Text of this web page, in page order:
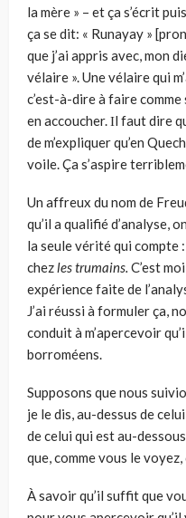
la mère » – et ça s’écrit
ça se dit: « Runayay »
que j’ai appris avec, mon
vélaire ». Une vélaire qui
c’est-à-dire à faire
en accoucher. Ιl faut dire
de m’expliquer qu’en
voile. Ça s’aspire
Un affreux du nom de
qu’il a qua­lifié d’analyse,
la seule vérité qui comp­te
chezles trumains. C’est
expérience faite de
J’ai réussi à formuler ça,
conduit à m’apercevoir
borroméens.
Supposons que nous
je le dis, au-­dessus de
de celui qui est au-
que, comme vous le
À savoir qu’il suffit que